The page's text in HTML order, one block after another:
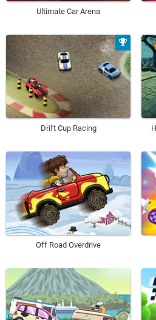
Ultimate Car Arena
Drift Cup Racing
Off Road Overdrive